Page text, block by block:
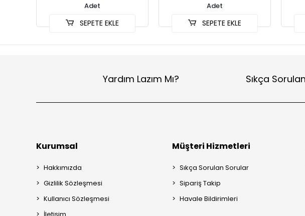
Adet
SEPETE EKLE
Adet
SEPETE EKLE
Yardım Lazım Mı? Sıkça
Kurumsal
Hakkımızda
Gizlilik Sözleşmesi
Kullanıcı Sözleşmesi
Müşteri Hizmetleri
Sıkça Sorulan Sorular
Sipariş Takip
Havale Bildirimleri